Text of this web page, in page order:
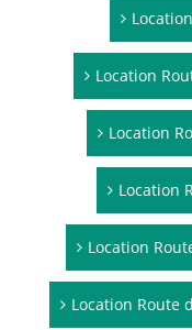
Location
Location
Location
Location
Location Route